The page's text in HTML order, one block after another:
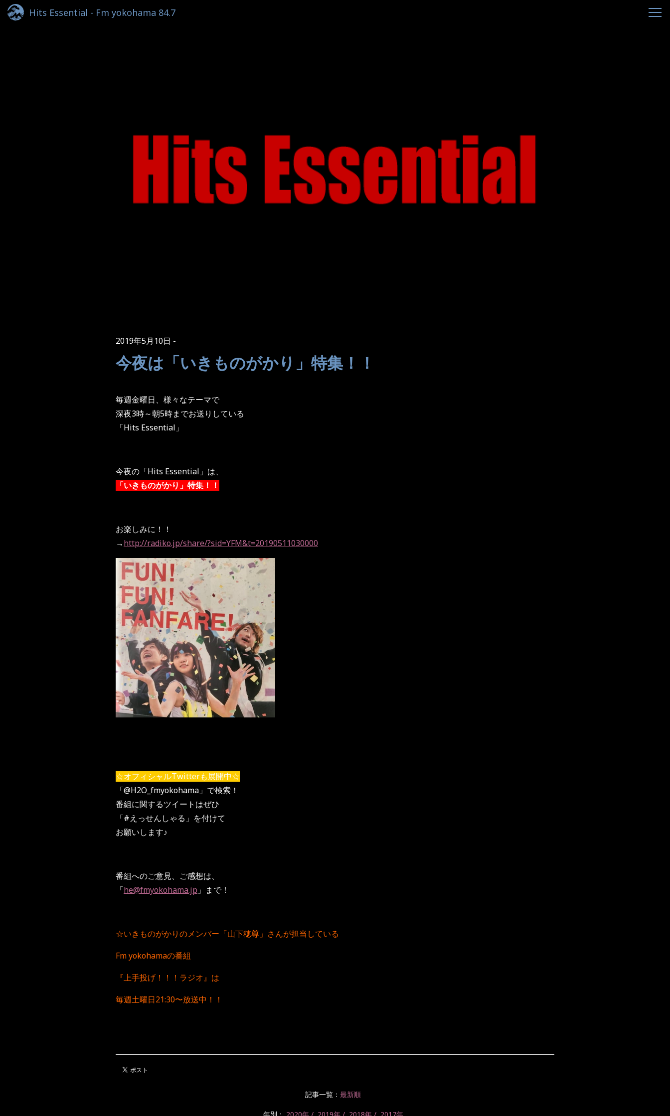
Hits Essential - Fm yokohama 84.7
2019年5月10日
今夜は「いきものがかり」特集！！
毎週金曜日、様々なテーマで
深夜3時～朝5時までお送りしている
「Hits Essential」
今夜の「Hits Essential」は、
「いきものがかり」特集！！
お楽しみに！！
→http://radiko.jp/share/?sid=YFM&t=20190511030000
☆オフィシャルTwitterも展開中☆
「@H2O_fmyokohama」で検索！
番組に関するツイートはぜひ
「#えっせんしゃる」を付けて
お願いします♪
番組へのご意見、ご感想は、
「he@fmyokohama.jp 」まで！
☆いきものがかりのメンバー「山下穂尊 」さんが担当している
Fm yokohamaの番組
『上手投げ！！！ラジオ』は
毎週土曜日21:30〜放送中！！
記事一覧： 最新順